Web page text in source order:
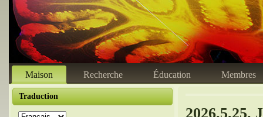
Maison Recherche Éducation Membres
Traduction
2026.5.25.